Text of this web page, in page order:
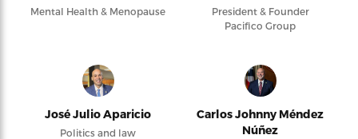
Mental Health & Menopause
President & Founder
Pacifico Group
José Julio Aparicio
Politics and law
Carlos Johnny Méndez
Núñez